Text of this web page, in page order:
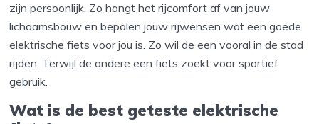
zijn persoonlijk. Zo hangt het rijcomfort af van jouw
lichaamsbouw en bepalen jouw rijwensen wat een goede
elektrische fiets voor jou is. Zo wil de een vooral in de stad
rijden. Terwijl de andere een fiets zoekt voor sportief
gebruik.
Wat is de best geteste elektrische